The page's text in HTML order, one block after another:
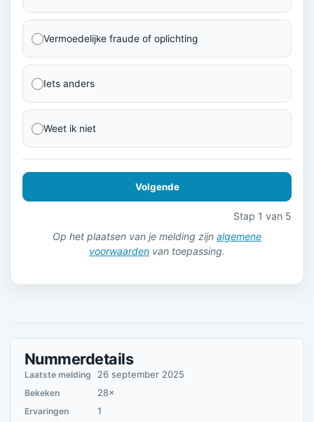
Vermoedelijke fraude of oplichting
Iets anders
Weet ik niet
Volgende
Stap 1 van 5
Op het plaatsen van je melding zijn algemene
voorwaarden van toepassing.
Nummerdetails
Laatste melding 26 september 2025
Bekeken 28×
Ervaringen 1